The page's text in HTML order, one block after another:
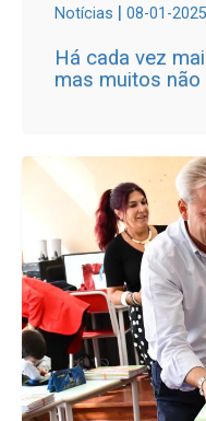
Notícias | 08-01-2025
Há cada vez
mas muitos não